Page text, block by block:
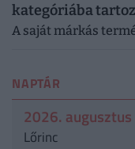
kategóriába
A saját márkás
NAPTÁR
2026.
Lőrinc